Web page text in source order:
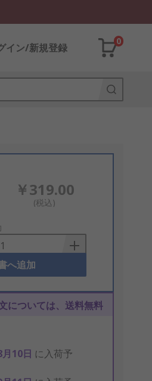
イン/新規登録
0
￥319.00
(税込)
へ追加
については、送料無料
10日 に入荷予